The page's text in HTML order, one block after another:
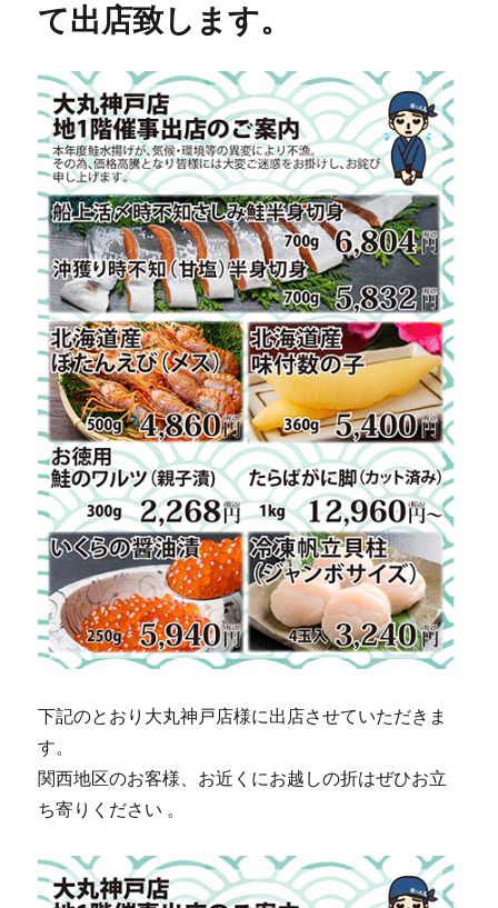
て出店致します。
下記のとおり大丸神戸店様に出店させていただきま
す。
関西地区のお客様、お近くにお越しの折はぜひお立
ち寄りください 。